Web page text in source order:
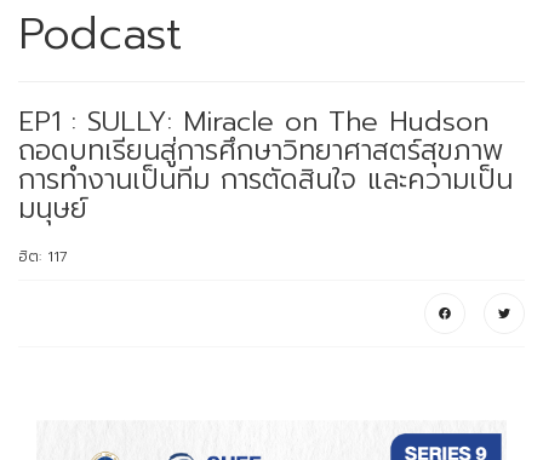
Podcast
EP1 : SULLY: Miracle on The Hudson
ถอดบทเรียนสู่การศึกษาวิทยาศาสตร์สุขภาพ
การทำงานเป็นทีม การตัดสินใจ และความเป็น
มนุษย์
ฮิต: 117